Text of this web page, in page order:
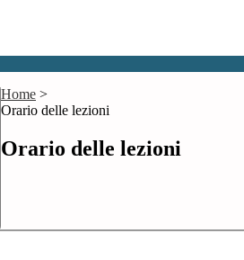
Home >
Orario delle lezioni
Orario delle lezioni